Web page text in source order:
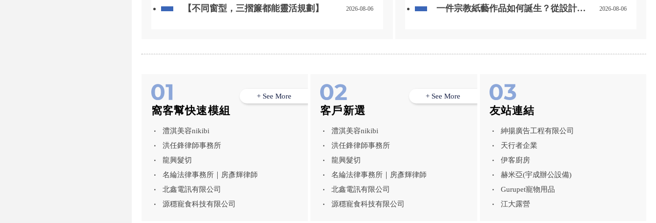
【不同窗型，三摺簾都能靈活規劃】 2026-08-06
一件宗教紙藝作品如何誕生？從設計到
2026-08-06
窩客幫快速模組
澧淇美容nikibi
洪任鋒律師事務所
龍興髮切
名綸法律事務所｜房彥輝律師
北鑫電訊有限公司
源穩寵食科技有限公司
+ See More
客戶新選
澧淇美容nikibi
洪任鋒律師事務所
龍興髮切
名綸法律事務所｜房彥輝律師
北鑫電訊有限公司
源穩寵食科技有限公司
+ See More
友站連結
紳揚廣告工程有限公司
天行者企業
伊客廚房
赫米亞(宇成辦公設備)
Gurupet寵物用品
江大露營